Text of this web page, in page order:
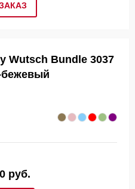
Wutsch Bundle 3037
бежевый
руб.